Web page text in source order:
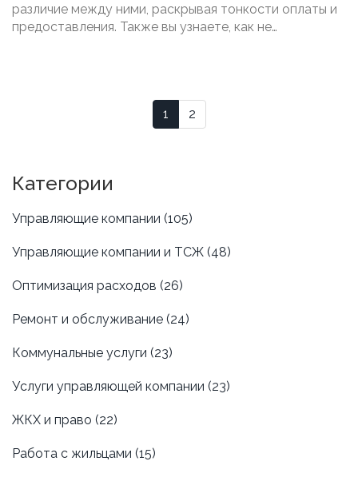
различие между ними, раскрывая тонкости оплаты и
предоставления. Также вы узнаете, как не
взаимодействовать с управляющей компанией.
1
2
Категории
Управляющие компании (105)
Управляющие компании и ТСЖ (48)
Оптимизация расходов (26)
Ремонт и обслуживание (24)
Коммунальные услуги (23)
Услуги управляющей компании (23)
ЖКХ и право (22)
Работа с жильцами (15)